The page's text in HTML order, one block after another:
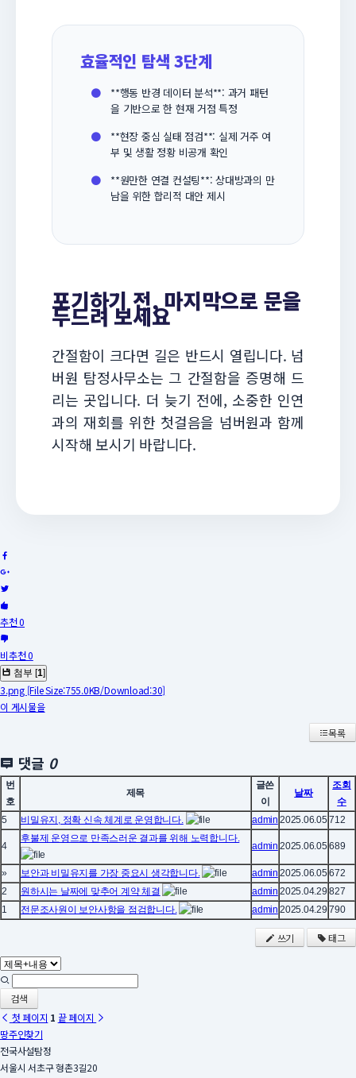
효율적인 탐색 3단계
●
**행동 반경 데이터 분석**: 과거 패턴
을 기반으로 한 현재 거점 특정
●
**현장 중심 실태 점검**: 실제 거주 여
부 및 생활 정황 비공개 확인
●
**원만한 연결 컨설팅**: 상대방과의 만
남을 위한 합리적 대안 제시
포기하기 전, 마지막으로 문을
두드려 보세요
간절함이 크다면 길은 반드시 열립니다. 넘
버원 탐정사무소는 그 간절함을 증명해 드
리는 곳입니다. 더 늦기 전에, 소중한 인연
과의 재회를 위한 첫걸음을 넘버원과 함께
시작해 보시기 바랍니다.
추천 0
비추천 0
첨부 [1]
3.png [File Size:755.0KB/Download:30]
이 게시물을
목록
댓글 0
번
호
제목
글쓴
이
날짜
조회
수
5
비밀유지, 정확 신속 체계로 운영합니다. admin 2025.06.05 712
4
후불제 운영으로 만족스러운 결과를 위해 노력합니다.
admin 2025.06.05 689
» 보안과 비밀유지를 가장 중요시 생각합니다. admin 2025.06.05 672
2
원하시는 날짜에 맞추어 계약 체결 admin 2025.04.29 827
1
전문조사원이 보안사항을 점검합니다. admin 2025.04.29 790
쓰기 태그
검색
첫 페이지 1 끝 페이지
땅주인찾기
전국사설탐정
서울시 서초구 형촌3길20